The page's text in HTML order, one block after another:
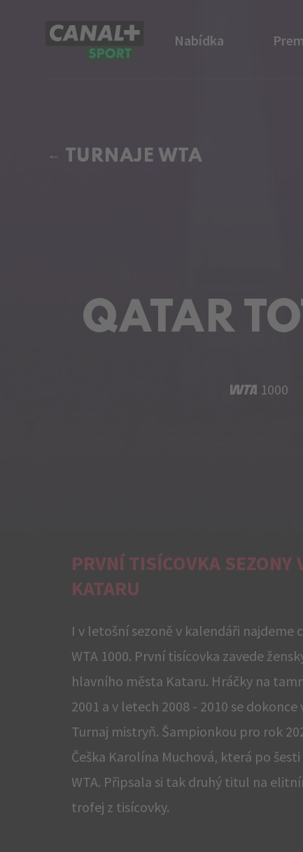
CANAL+ Sport Nabídka
TURNAJE WTA
QATAR
1000
PRVNÍ TISÍCOVKA SEZONY
KATARU
I v letošní sezoně v kalendáři
WTA 1000. První tisícovka zavede
hlavního města Kataru. Hráčky na
2001 a v letech 2008 - 2010 se
Turnaj mistryň. Šampionkou pro rok
Češka Karolína Muchová, která po
WTA. Připsala si tak druhý titul na
trofej z tisícovky.